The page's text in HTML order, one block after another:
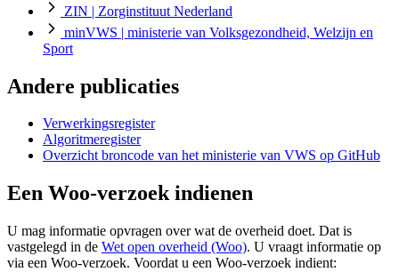
ZIN | Zorginstituut Nederland
minVWS | ministerie van Volksgezondheid, Welzijn en
Sport
Andere publicaties
Verwerkingsregister
Algoritmeregister
Overzicht broncode van het ministerie van VWS op GitHub
Een Woo-verzoek indienen
U mag informatie opvragen over wat de overheid doet. Dat is
vastgelegd in de Wet open overheid (Woo). U vraagt informatie op
via een Woo-verzoek. Voordat u een Woo-verzoek indient: